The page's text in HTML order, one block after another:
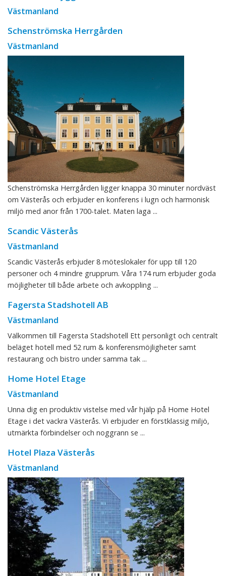
Västmanland
Schenströmska Herrgården
Västmanland
Schenströmska Herrgården ligger knappa 30 minuter nordväst
om Västerås och erbjuder en konferens i lugn och harmonisk
miljö med anor från 1700-talet. Maten laga ...
Scandic Västerås
Västmanland
Scandic Västerås erbjuder 8 möteslokaler för upp till 120
personer och 4 mindre grupprum. Våra 174 rum erbjuder goda
möjligheter till både arbete och avkoppling ...
Fagersta Stadshotell AB
Västmanland
Välkommen till Fagersta Stadshotell Ett personligt och centralt
beläget hotell med 52 rum & konferensmöjligheter samt
restaurang och bistro under samma tak ...
Home Hotel Etage
Västmanland
Unna dig en produktiv vistelse med vår hjälp på Home Hotel
Etage i det vackra Västerås. Vi erbjuder en förstklassig miljö,
utmärkta förbindelser och noggrann se ...
Hotel Plaza Västerås
Västmanland